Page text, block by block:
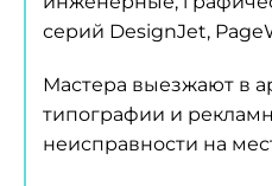
серий DesignJet,
Мастера выезжают в
типографии и
неисправности на